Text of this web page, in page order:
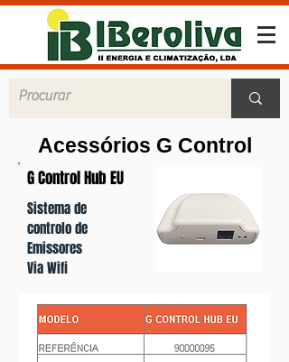
Acessórios G Control
G Control Hub EU
Sistema de
controlo de
Emissores
Via Wifi